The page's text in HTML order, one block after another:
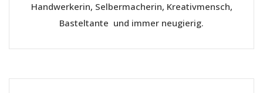
Handwerkerin, Selbermacherin, Kreativmensch,
Basteltante und immer neugierig.